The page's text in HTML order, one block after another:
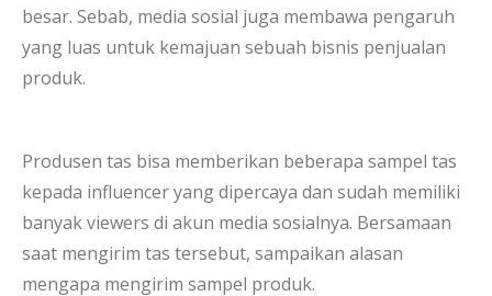
besar. Sebab, media sosial juga membawa pengaruh
yang luas untuk kemajuan sebuah bisnis penjualan
produk.
Produsen tas bisa memberikan beberapa sampel tas
kepada influencer yang dipercaya dan sudah memiliki
banyak viewers di akun media sosialnya. Bersamaan
saat mengirim tas tersebut, sampaikan alasan
mengapa mengirim sampel produk.